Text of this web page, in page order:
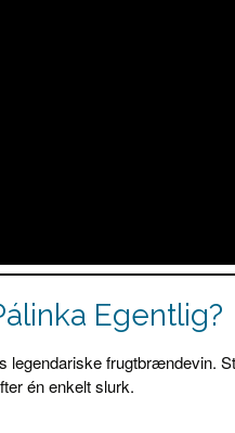
Egentlig?
legendariske frugtbrændevin.
én enkelt slurk.